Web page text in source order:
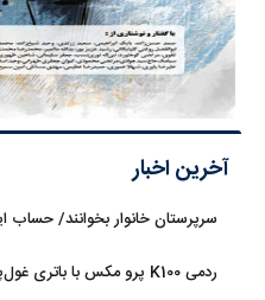
آخرین اخبار
سرپرستان خانوار بخوانند/ حساب این افراد ۴ میلیون
ردمی K100 پرو مکس با باتری غول‌پیکر و شارژ بی‌سیم روانه بازار می‌شود